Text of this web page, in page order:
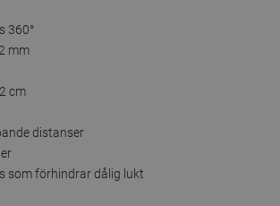
360°
mm
cm
distanser
som förhindrar dålig lukt